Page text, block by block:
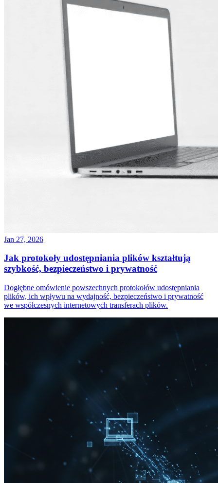
Jan 27, 2026
Jak protokoły udostępniania plików kształtują
szybkość, bezpieczeństwo i prywatność
Dogłębne omówienie powszechnych protokołów udostępniania
plików, ich wpływu na wydajność, bezpieczeństwo i prywatność
we współczesnych internetowych transferach plików.